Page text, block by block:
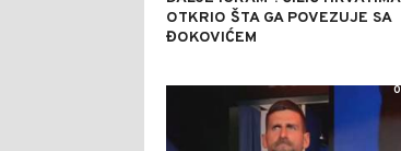
OTKRIO ŠTA GA POVEZUJE SA
ĐOKOVIĆEM
0